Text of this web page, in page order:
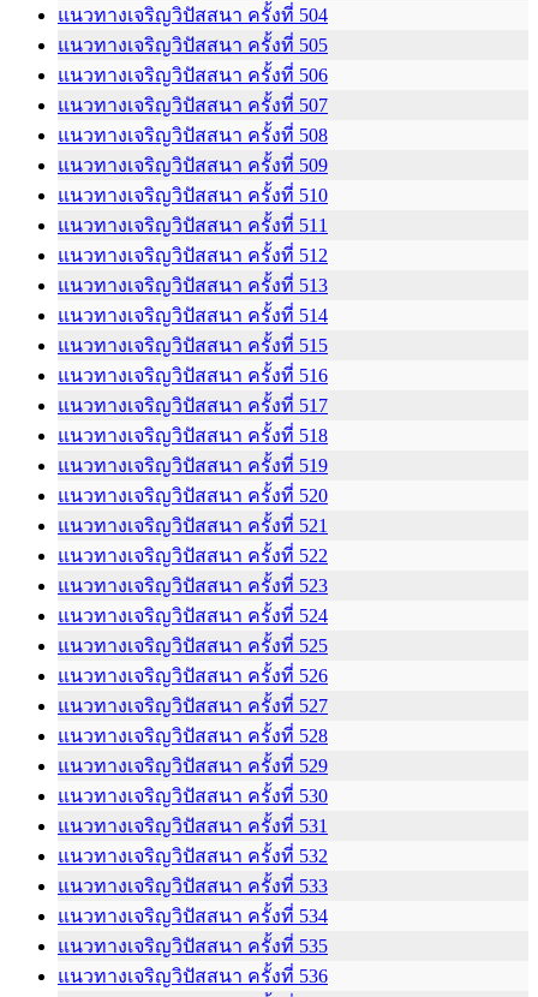
แนวทางเจริญวิปัสสนา ครั้งที่ 504
แนวทางเจริญวิปัสสนา ครั้งที่ 505
แนวทางเจริญวิปัสสนา ครั้งที่ 506
แนวทางเจริญวิปัสสนา ครั้งที่ 507
แนวทางเจริญวิปัสสนา ครั้งที่ 508
แนวทางเจริญวิปัสสนา ครั้งที่ 509
แนวทางเจริญวิปัสสนา ครั้งที่ 510
แนวทางเจริญวิปัสสนา ครั้งที่ 511
แนวทางเจริญวิปัสสนา ครั้งที่ 512
แนวทางเจริญวิปัสสนา ครั้งที่ 513
แนวทางเจริญวิปัสสนา ครั้งที่ 514
แนวทางเจริญวิปัสสนา ครั้งที่ 515
แนวทางเจริญวิปัสสนา ครั้งที่ 516
แนวทางเจริญวิปัสสนา ครั้งที่ 517
แนวทางเจริญวิปัสสนา ครั้งที่ 518
แนวทางเจริญวิปัสสนา ครั้งที่ 519
แนวทางเจริญวิปัสสนา ครั้งที่ 520
แนวทางเจริญวิปัสสนา ครั้งที่ 521
แนวทางเจริญวิปัสสนา ครั้งที่ 522
แนวทางเจริญวิปัสสนา ครั้งที่ 523
แนวทางเจริญวิปัสสนา ครั้งที่ 524
แนวทางเจริญวิปัสสนา ครั้งที่ 525
แนวทางเจริญวิปัสสนา ครั้งที่ 526
แนวทางเจริญวิปัสสนา ครั้งที่ 527
แนวทางเจริญวิปัสสนา ครั้งที่ 528
แนวทางเจริญวิปัสสนา ครั้งที่ 529
แนวทางเจริญวิปัสสนา ครั้งที่ 530
แนวทางเจริญวิปัสสนา ครั้งที่ 531
แนวทางเจริญวิปัสสนา ครั้งที่ 532
แนวทางเจริญวิปัสสนา ครั้งที่ 533
แนวทางเจริญวิปัสสนา ครั้งที่ 534
แนวทางเจริญวิปัสสนา ครั้งที่ 535
แนวทางเจริญวิปัสสนา ครั้งที่ 536